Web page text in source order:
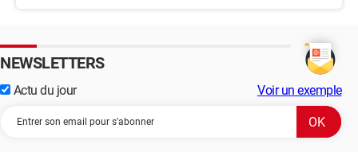
NEWSLETTERS
Actu du jour Voir un exemple